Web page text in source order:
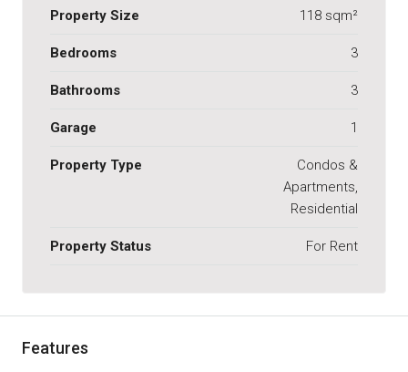
Property Size 118 sqm²
Bedrooms 3
Bathrooms 3
Garage 1
Property Type
Condos &
Apartments,
Residential
Property Status For Rent
Features